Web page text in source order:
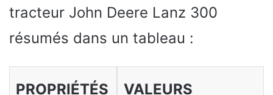
tracteur John Deere Lanz 300
résumés dans un tableau :
PROPRIÉTÉS VALEURS